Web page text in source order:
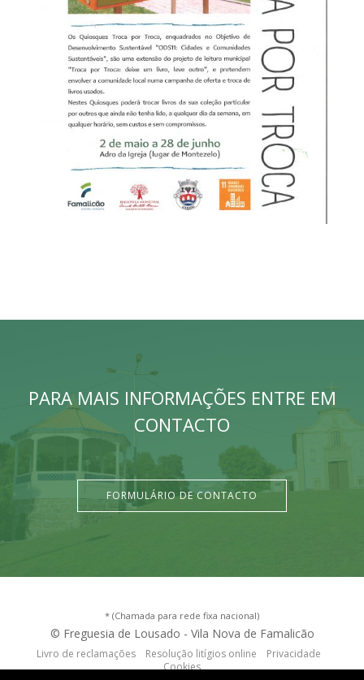
PARA MAIS INFORMAÇÕES ENTRE EM
CONTACTO
FORMULÁRIO DE CONTACTO
* (Chamada para rede fixa nacional)
© Freguesia de Lousado - Vila Nova de Famalicão
Livro de reclamações Resolução litígios online
Privacidade
Cookies